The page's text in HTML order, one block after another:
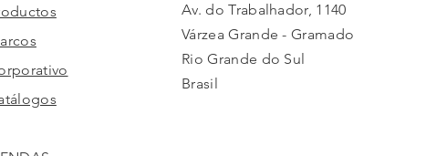
Av. do Trabalhador, 1140
Várzea Grande - Gramado
Rio Grande do Sul
Brasil